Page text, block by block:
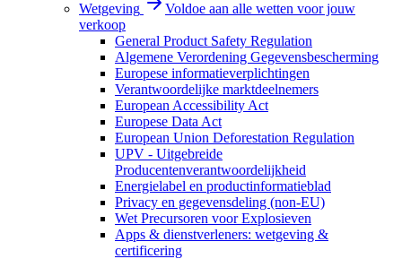
Wetgeving
Voldoe aan alle wetten voor jouw
verkoop
General Product Safety Regulation
Algemene Verordening Gegevensbescherming
Europese informatieverplichtingen
Verantwoordelijke marktdeelnemers
European Accessibility Act
Europese Data Act
European Union Deforestation Regulation
UPV - Uitgebreide
Producentenverantwoordelijkheid
Energielabel en productinformatieblad
Privacy en gegevensdeling (non-EU)
Wet Precursoren voor Explosieven
Apps & dienstverleners: wetgeving &
certificering